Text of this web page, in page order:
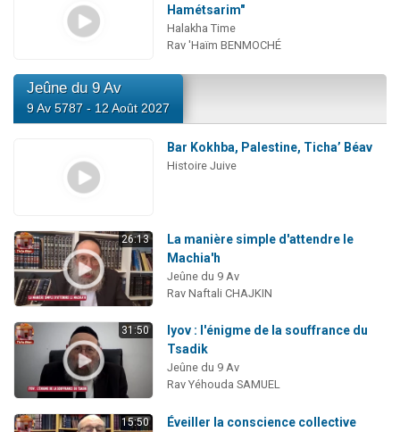
Hamétsarim"
Halakha Time
Rav 'Haïm BENMOCHÉ
Jeûne du 9 Av
9 Av 5787 - 12 Août 2027
Bar Kokhba, Palestine, Ticha’ Béav
Histoire Juive
26:13
La manière simple d'attendre le
Machia'h
Jeûne du 9 Av
Rav Naftali CHAJKIN
31:50
Iyov : l'énigme de la souffrance du
Tsadik
Jeûne du 9 Av
Rav Yéhouda SAMUEL
15:50 Éveiller la conscience collective